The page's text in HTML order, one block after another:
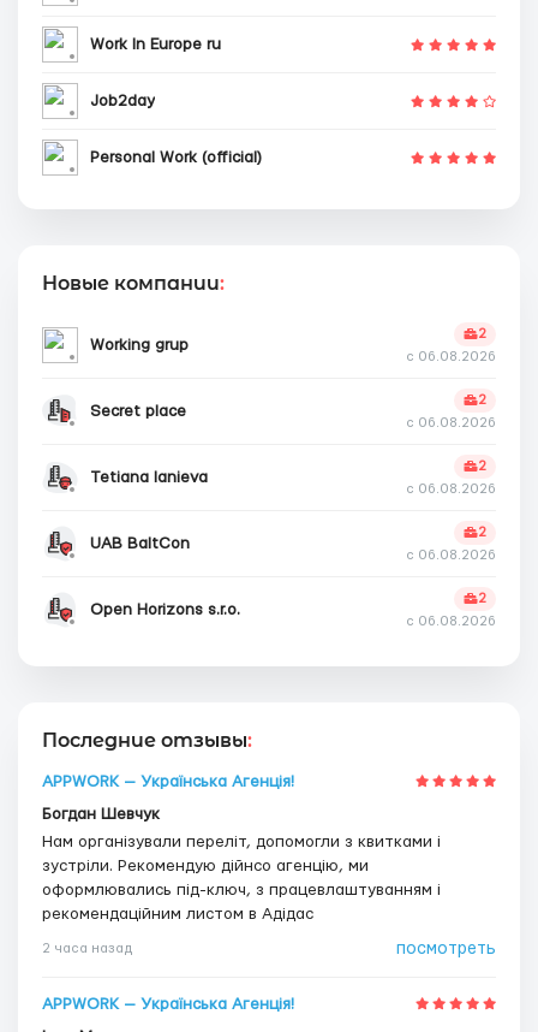
Work In Europe ru
Job2day
Personal Work (official)
Новые компании:
Working grup
2
с 06.08.2026
Secret place
2
с 06.08.2026
Tetiana Ianieva
2
с 06.08.2026
UAB BaltCon
2
с 06.08.2026
Open Horizons s.r.o.
2
с 06.08.2026
Последние отзывы:
APPWORK — Українська Агенція!
Богдан Шевчук
Нам організували переліт, допомогли з квитками і
зустріли. Рекомендую дійнсо агенцію, ми
оформлювались під-ключ, з працевлаштуванням і
рекомендаційним листом в Адідас
2 часа назад посмотреть
APPWORK — Українська Агенція!